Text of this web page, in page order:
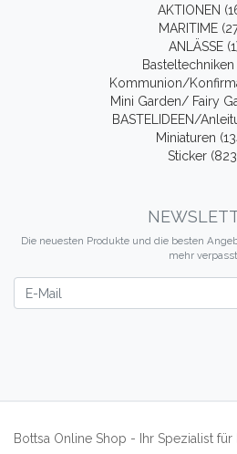
AKTIONEN
MARITIME
ANLÄSSE
Basteltechniken
Kommunion/
Mini Garden/ Fairy
BASTELIDEEN/
Miniaturen
Sticker
Die neuesten Produkte und die besten
mehr
Bottsa Online Shop - Ihr Spezialist für